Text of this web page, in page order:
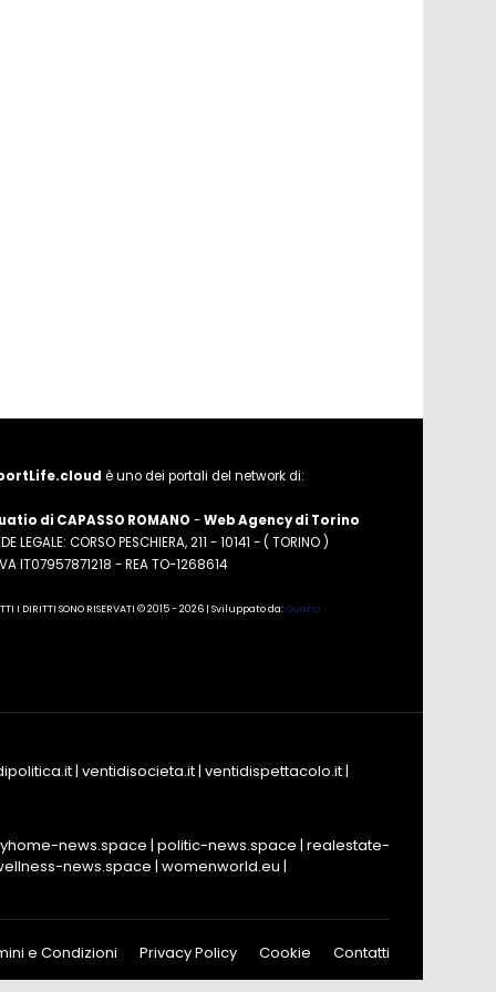
è uno dei portali del network di:
di CAPASSO ROMANO -Web Agency di Torino
LEGALE: CORSO PESCHIERA, 211 - 10141 - ( TORINO )
IT07957871218 - REA TO-1268614
I DIRITTI SONO RISERVATI © 2015 - 2026 | Sviluppato da:Quatio
| ventidisocieta.it| ventidispettacolo.it|
news.space | politic-news.space | realestate-
news.space | womenworld.eu |
e Condizioni Privacy Policy Cookie Contatti